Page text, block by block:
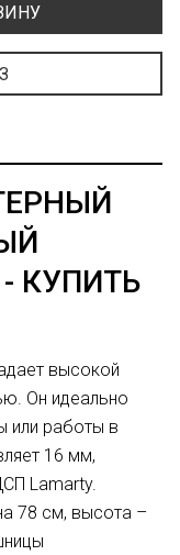
- КУПИТЬ
высокой
Он идеально
или работы в
16 мм,
Lamarty.
78 см, высота –